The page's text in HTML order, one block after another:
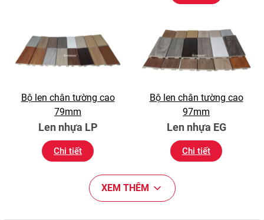
Bộ len chân tường cao
79mm
Len nhựa LP
Chi tiết
Bộ len chân tường cao
97mm
Len nhựa EG
Chi tiết
XEM THÊM